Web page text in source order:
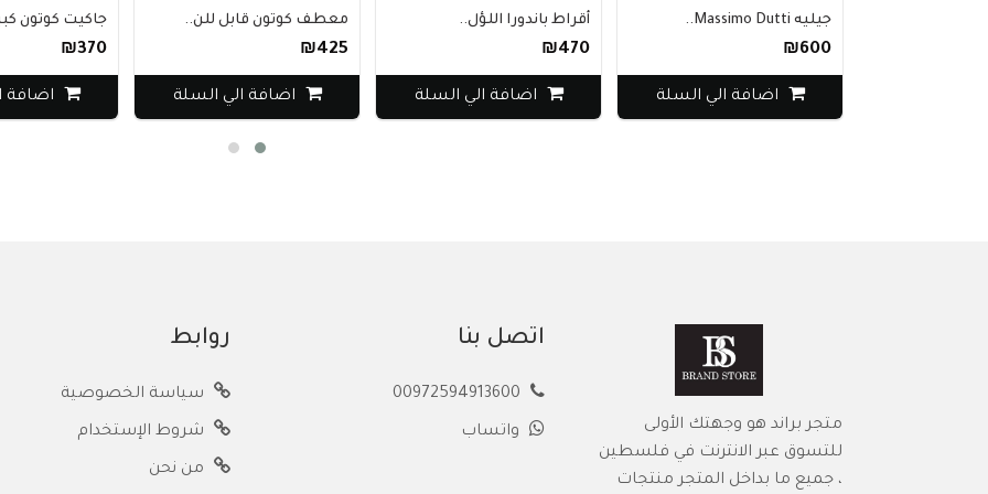
جيليه Massimo Dutti..
₪600
اضافة الي السلة
أقراط باندورا اللؤل..
₪470
اضافة الي السلة
معطف كوتون قابل للن..
₪425
اضافة الي السلة
جاكيت كوتون
₪370
اضافة
متجر براند هو وجهتك الأولى
للتسوق عبر الانترنت في فلسطين
، جميع ما بداخل المتجر منتجات
اتصل بنا
واتساب
روابط
سياسة الخصوصية
شروط الإستخدام
من نحن